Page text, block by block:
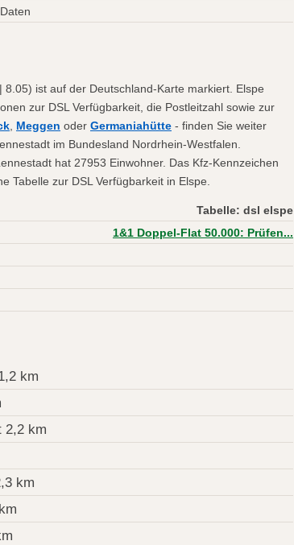
ist auf der Deutschland-Karte markiert. Elspe
zur DSL Verfügbarkeit, die Postleitzahl sowie zur
Meggen oder Germaniahütte - finden Sie weiter
im Bundesland Nordrhein-Westfalen.
hat 27953 Einwohner. Das Kfz-Kennzeichen
Tabelle zur DSL Verfügbarkeit in Elspe.
Tabelle: dsl elspe
1&1 Doppel-Flat 50.000: Prüfen...
km
2,2 km
km